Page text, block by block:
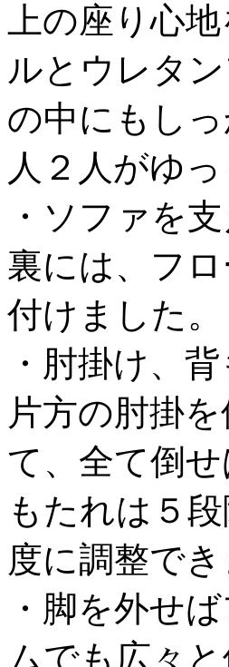
上の座り心
ルとウレタ
の中にもし
人２人がゆ
・ソファを
裏には、フ
付けました。
・肘掛け、
片方の肘掛
て、全て倒
もたれは５
度に調整でき
・脚を外せ
ムでも広々